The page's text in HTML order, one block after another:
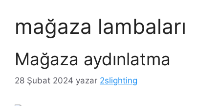
mağaza lambaları
Mağaza aydınlatma
28 Şubat 2024 yazar 2slighting